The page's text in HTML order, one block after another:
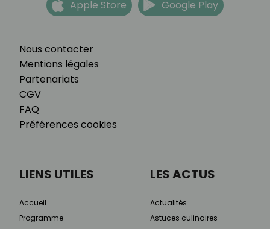
Nous contacter
Mentions légales
Partenariats
CGV
FAQ
Préférences cookies
Apple Store Google Play
LIENS UTILES
Accueil
Programme
LES ACTUS
Actualités
Astuces culinaires